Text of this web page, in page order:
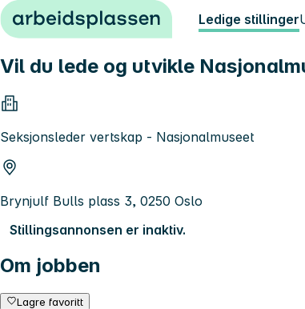
Hopp til innhold Ledige stillinger
Vil du lede og utvikle
Seksjonsleder vertskap - Nasjonalmuseet
Brynjulf Bulls plass 3, 0250 Oslo
Stillingsannonsen er inaktiv.
Om jobben
Lagre favoritt